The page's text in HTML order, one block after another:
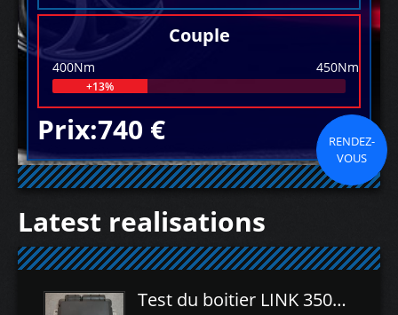
Couple
400Nm 450Nm
+13%
Prix:740 €
RENDEZ-
VOUS
Latest realisations
Test du boitier LINK 350Z Plugin ECU